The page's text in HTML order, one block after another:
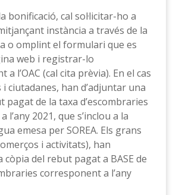
bonificació, cal sol·licitar-ho a
instància a través de la
o omplint el formulari que es
web i registrar-lo
a l’OAC (cal cita prèvia). En el cas
ciutadanes, han d’adjuntar una
pagat de la taxa d’escombraries
l’any 2021, que s’inclou a la
emesa per SOREA. Els grans
i activitats), han
còpia del rebut pagat a BASE de
corresponent a l’any